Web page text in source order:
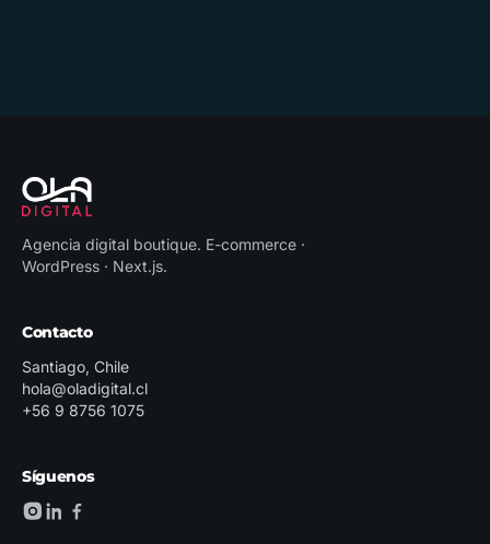
Agencia digital boutique. E-commerce ·
WordPress · Next.js.
Contacto
Santiago, Chile
hola@oladigital.cl
+56 9 8756 1075
Síguenos